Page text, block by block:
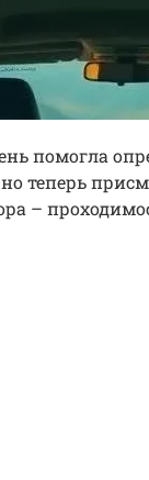
помогла
теперь
–